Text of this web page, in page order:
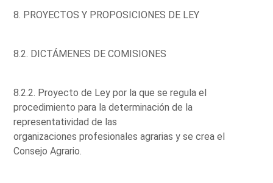
8. PROYECTOS Y PROPOSICIONES DE LEY
8.2. DICTÁMENES DE COMISIONES
8.2.2. Proyecto de Ley por la que se regula el
procedimiento para la determinación de la
representatividad de las
organizaciones profesionales agrarias y se crea el
Consejo Agrario.